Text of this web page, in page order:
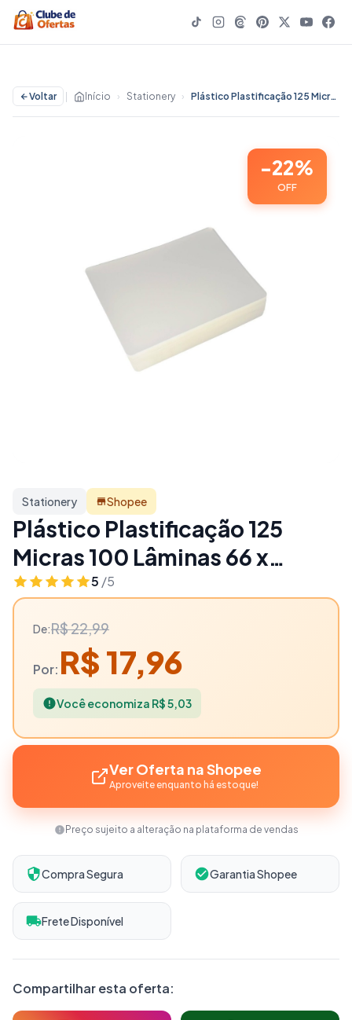
Voltar Início › Stationery › Plástico Plastificação 125 Micras 100 Lâminas 66 x 99mm (Titulo Eleitor / CPF) Masterprint - 22% OFF | Stationery
-22%
OFF
Stationery Shopee
Plástico Plastificação 125
Micras 100 Lâminas 66 x
99mm (Titulo Eleitor / CPF)
Masterprint - 22% OFF |
Stationery
5 /5
De:R$ 22,99
Por: R$ 17,96
Você economiza R$ 5,03
Ver Oferta na Shopee
Aproveite enquanto há estoque!
Preço sujeito a alteração na plataforma de vendas
Compra Segura Garantia Shopee
Frete Disponível
Compartilhar esta oferta: